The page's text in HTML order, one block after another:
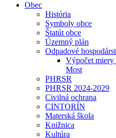
Obec
História
Symboly obce
Štatút obce
Územný plán
Odpadové
Výpočet miery
Most
PHRSR
PHRSR 2024-2029
Civilná ochrana
CINTORÍN
Materská škola
Knižnica
Kultúra